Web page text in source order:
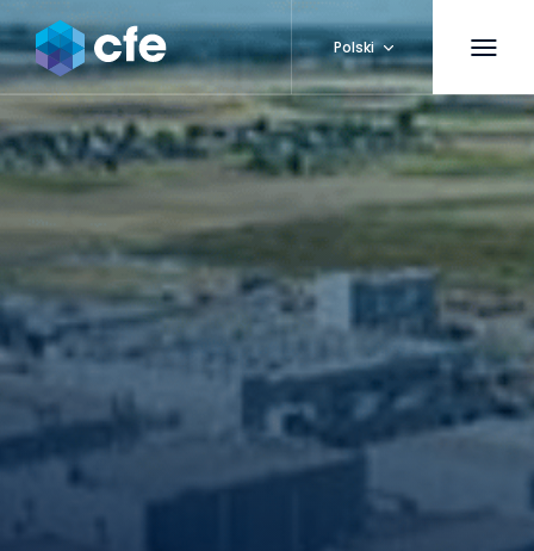
Polski